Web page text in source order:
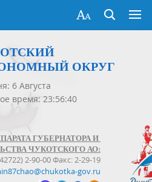
ОКРУГ
6 Августа
время: 23:56:40
ГУБЕРНАТОРА И
ЧУКОТСКОГО АО:
2-90-00 Факс: 2-29-19
gov.ru